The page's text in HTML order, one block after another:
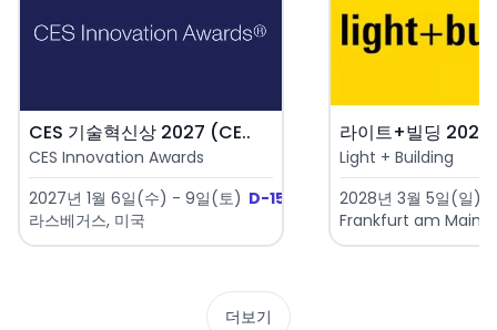
CES 기술혁신상 2027 (CE..
CES Innovation Awards
2027년 1월 6일(수) - 9일(토) D-151
라스베거스, 미국
라이트+빌딩
Light + Building
2028년 3월 5일(일)
Frankfurt am Main,
더보기